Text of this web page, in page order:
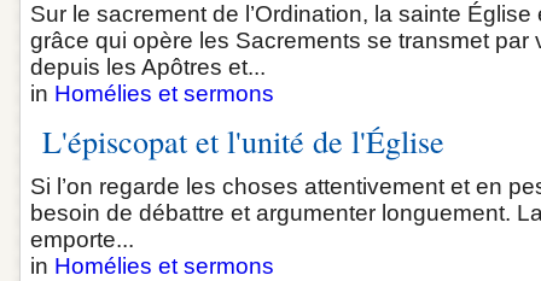
Sur le sacrement de l’Ordination, la sainte
grâce qui opère les Sacrements se transmet par
depuis les Apôtres et...
in Homélies et sermons
L'épiscopat et l'unité de l'Église
Si l’on regarde les choses attentivement et en
besoin de débattre et argumenter longuement.
emporte...
in Homélies et sermons